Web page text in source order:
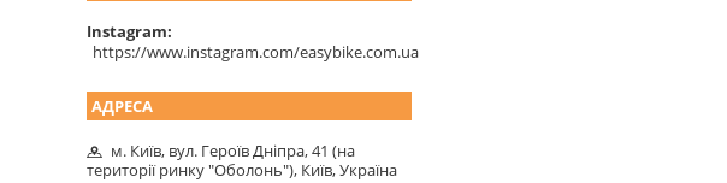
Instagram
https://www.instagram.com/easybike.com.ua
м. Київ, вул. Героїв Дніпра, 41 (на
території ринку "Оболонь"), Київ, Україна